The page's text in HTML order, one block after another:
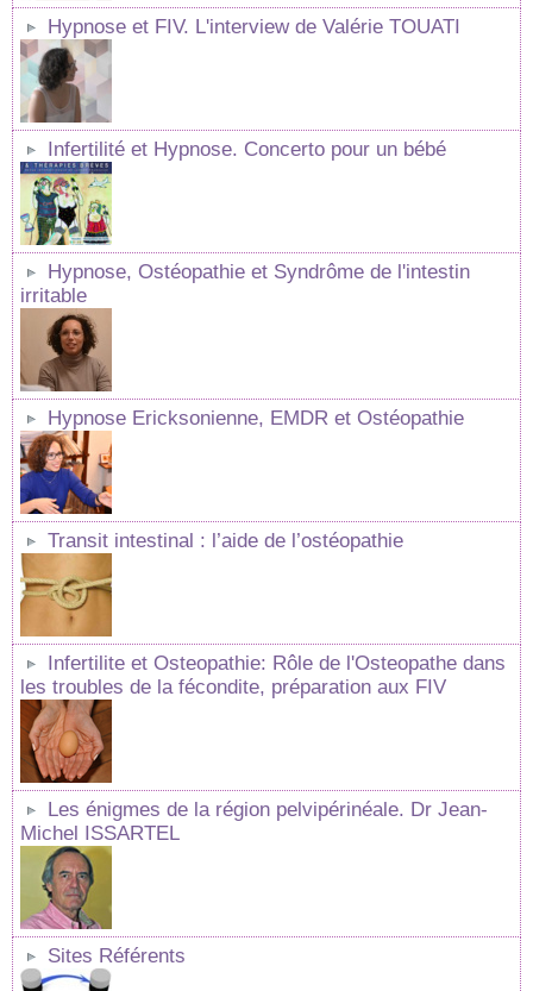
Hypnose et FIV. L'interview de Valérie TOUATI
Infertilité et Hypnose. Concerto pour un bébé
Hypnose, Ostéopathie et Syndrôme de l'intestin
irritable
Hypnose Ericksonienne, EMDR et Ostéopathie
Transit intestinal : l’aide de l’ostéopathie
Infertilite et Osteopathie: Rôle de l'Osteopathe dans
les troubles de la fécondite, préparation aux FIV
Les énigmes de la région pelvipérinéale. Dr Jean-
Michel ISSARTEL
Sites Référents